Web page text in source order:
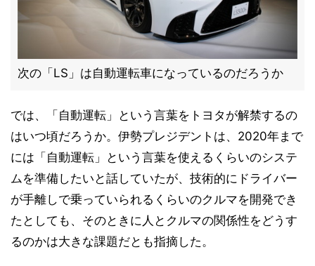
次の「LS」は自動運転車になっているのだろうか
では、「自動運転」という言葉をトヨタが解禁するの
はいつ頃だろうか。伊勢プレジデントは、2020年まで
には「自動運転」という言葉を使えるくらいのシステ
ムを準備したいと話していたが、技術的にドライバー
が手離しで乗っていられるくらいのクルマを開発でき
たとしても、そのときに人とクルマの関係性をどうす
るのかは大きな課題だとも指摘した。